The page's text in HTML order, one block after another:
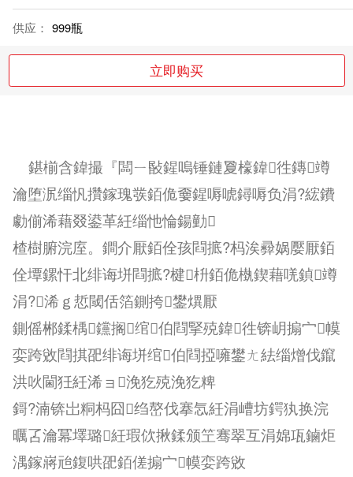
供应： 999瓶
立即购买
鍖椾含鍏撮『闆ㄧ敯鍟嗚锤鏈夐檺鍏徃鏄竴
瀹堕泦缁忛攢鎵瑰彂銆佹嫑鍟嗕唬鐞嗕负涓?綋鐨
勮偂浠藉叕鍙革紝缁忚惀鍚勭
楂樹腑浣庢。鐧介厭銆佺孩閰掋?杩涘彛娲嬮厭銆
佺墰鏍忓北绯诲垪閰掋?楗枡銆佹槸鍥藉唴鍞竴
涓?浠ｇ悊閾佸箔鍘挎鐢熼厭
鍘傜郴鍒楀钂搁绾伯閰掔殑鍏徃锛岄搧宀幙
娈跨敓閰掑巶绯诲垪绾伯閰掗噰鐢ㄤ紶缁熷伐鑹
洪吙閫狅紝浠ョ浼犵殑浼犵粺
鎶?湳锛岀粡杩囧绉嶅伐搴忥紝涓嶆坊鍔犱换浣
曞叾瀹冪墿璐紝瑕佽揪鍒颁笁骞翠互涓婂瓨鏀炬
湡鎵嶈兘鍑哄巶銆傞搧宀幙娈跨敓